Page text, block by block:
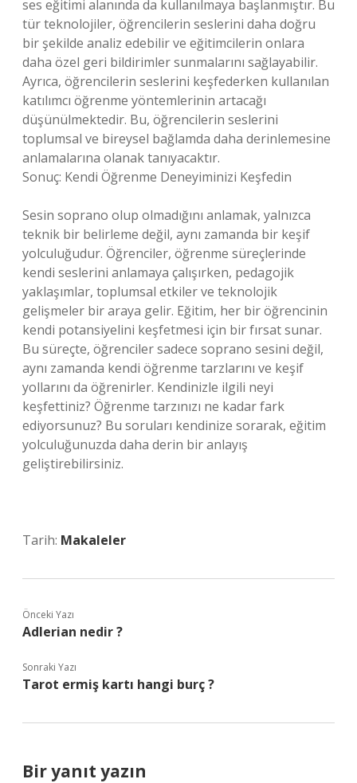
ses eğitimi alanında da kullanılmaya başlanmıştır. Bu
tür teknolojiler, öğrencilerin seslerini daha doğru
bir şekilde analiz edebilir ve eğitimcilerin onlara
daha özel geri bildirimler sunmalarını sağlayabilir.
Ayrıca, öğrencilerin seslerini keşfederken kullanılan
katılımcı öğrenme yöntemlerinin artacağı
düşünülmektedir. Bu, öğrencilerin seslerini
toplumsal ve bireysel bağlamda daha derinlemesine
anlamalarına olanak tanıyacaktır.
Sonuç: Kendi Öğrenme Deneyiminizi Keşfedin
Sesin soprano olup olmadığını anlamak, yalnızca
teknik bir belirleme değil, aynı zamanda bir keşif
yolculuğudur. Öğrenciler, öğrenme süreçlerinde
kendi seslerini anlamaya çalışırken, pedagojik
yaklaşımlar, toplumsal etkiler ve teknolojik
gelişmeler bir araya gelir. Eğitim, her bir öğrencinin
kendi potansiyelini keşfetmesi için bir fırsat sunar.
Bu süreçte, öğrenciler sadece soprano sesini değil,
aynı zamanda kendi öğrenme tarzlarını ve keşif
yollarını da öğrenirler. Kendinizle ilgili neyi
keşfettiniz? Öğrenme tarzınızı ne kadar fark
ediyorsunuz? Bu soruları kendinize sorarak, eğitim
yolculuğunuzda daha derin bir anlayış
geliştirebilirsiniz.
Tarih: Makaleler
Önceki Yazı
Adlerian nedir ?
Sonraki Yazı
Tarot ermiş kartı hangi burç ?
Bir yanıt yazın